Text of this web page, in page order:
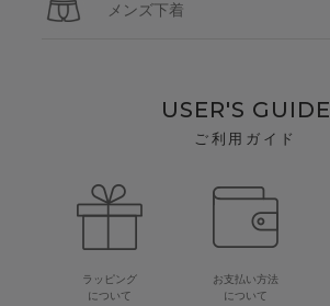
メンズ下着
USER'S GUIDE
ご利用ガイド
ラッピング
について
お支払い方法
について